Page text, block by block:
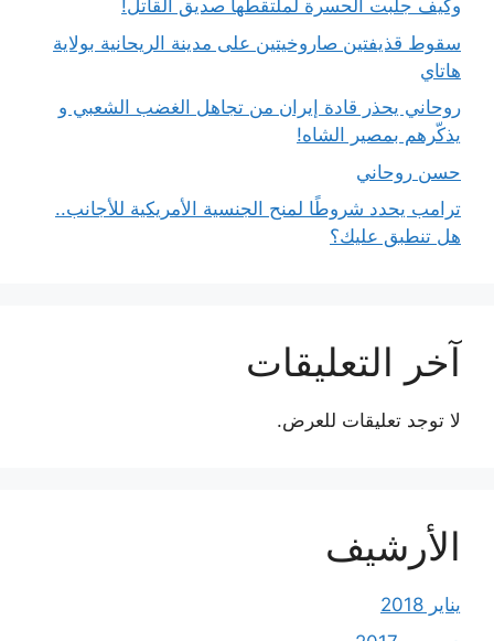
وكيف جلبت الحسرة لملتقطها صديق القاتل!
سقوط قذيفتين صاروخيتين على مدينة الريحانية بولاية
هاتاي
روحاني يحذر قادة إيران من تجاهل الغضب الشعبي و
يذكّرهم بمصير الشاه!
حسن روحاني
ترامب يحدد شروطًا لمنح الجنسية الأمريكية للأجانب..
هل تنطبق عليك؟
آخر التعليقات
لا توجد تعليقات للعرض.
الأرشيف
يناير 2018